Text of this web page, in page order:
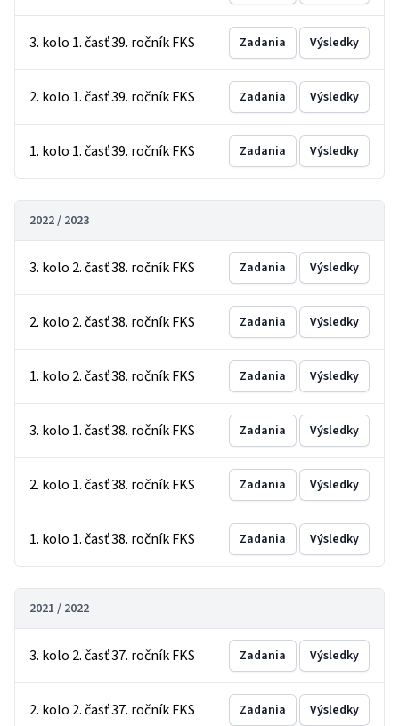
3. kolo 1. časť 39. ročník FKS Zadania Výsledky
2. kolo 1. časť 39. ročník FKS Zadania Výsledky
1. kolo 1. časť 39. ročník FKS Zadania Výsledky
2022 / 2023
3. kolo 2. časť 38. ročník FKS Zadania Výsledky
2. kolo 2. časť 38. ročník FKS Zadania Výsledky
1. kolo 2. časť 38. ročník FKS Zadania Výsledky
3. kolo 1. časť 38. ročník FKS Zadania Výsledky
2. kolo 1. časť 38. ročník FKS Zadania Výsledky
1. kolo 1. časť 38. ročník FKS Zadania Výsledky
2021 / 2022
3. kolo 2. časť 37. ročník FKS Zadania Výsledky
2. kolo 2. časť 37. ročník FKS Zadania Výsledky